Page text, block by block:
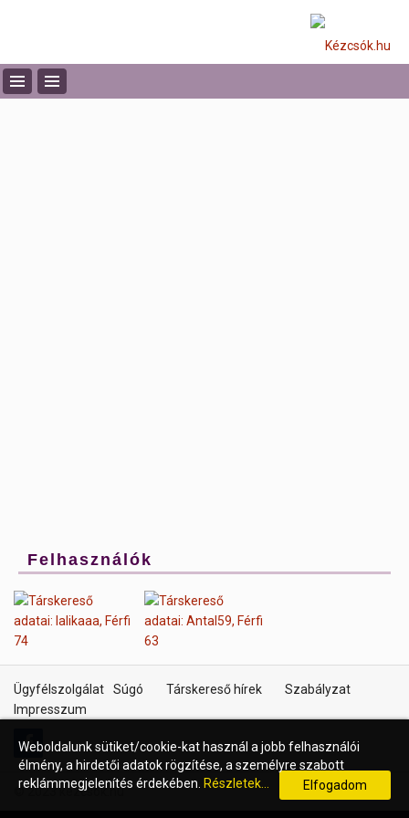
Felhasználók
lalikaaa Antal59
Ügyfélszolgálat Súgó Társkereső hírek
Szabályzat
Impresszum
© 2023 kezcsok.hu
Weboldalunk sütiket/cookie-kat használ a jobb felhasználói
élmény, a hirdetői adatok rögzítése, a személyre szabott
reklámmegjelenítés érdekében. Részletek... Elfogadom